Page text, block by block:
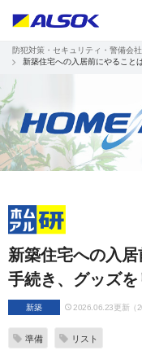
防犯対策・セキュリティ・警備会
新築住宅への入居前にやること
新築住宅への入
手続き、グッズ
新築 2026.06.23更新（
準備 リスト